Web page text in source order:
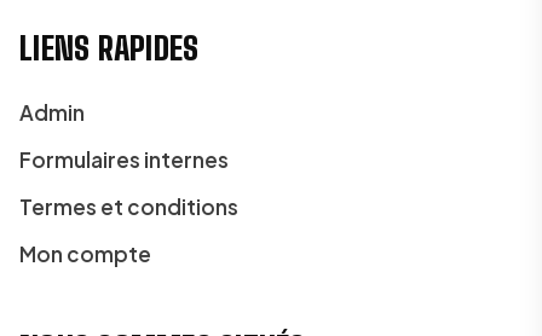
LIENS RAPIDES
Admin
Formulaires internes
Termes et conditions
Mon compte